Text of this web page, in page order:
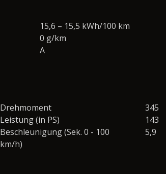
15,6 – 15,5 kWh/100 km
0 g/km
A
Drehmoment
345
Leistung (in PS)
143
Beschleunigung (Sek. 0 - 100
km/h)
5,9